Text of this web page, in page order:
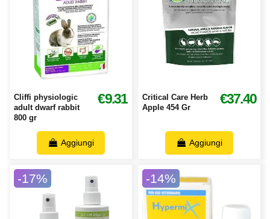
Cliffi physiologic
adult dwarf rabbit
800 gr
€9.31
Aggiungi
Critical Care Herb
Apple 454 Gr
€37.40
Aggiungi
-17% -14%